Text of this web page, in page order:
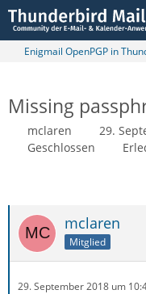
Enigmail OpenPGP in
Missing
mclaren
29.
Geschlossen
mclaren
Mitglied
29. September 2018 um